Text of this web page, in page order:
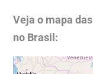
Veja o mapa
no Brasil: